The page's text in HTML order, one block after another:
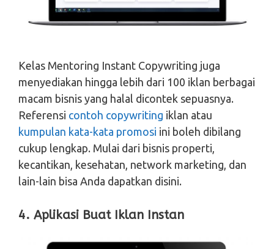
Kelas Mentoring Instant Copywriting juga
menyediakan hingga lebih dari 100 iklan berbagai
macam bisnis yang halal dicontek sepuasnya.
Referensi contoh copywriting iklan atau
kumpulan kata-kata promosi ini boleh dibilang
cukup lengkap. Mulai dari bisnis properti,
kecantikan, kesehatan, network marketing, dan
lain-lain bisa Anda dapatkan disini.
4. Aplikasi Buat Iklan Instan